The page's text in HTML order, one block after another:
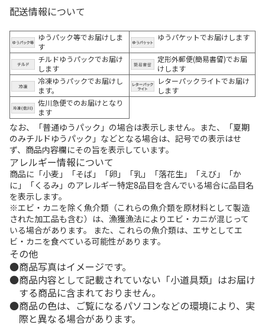
配送情報について
ゆうパック等でお届けしま
す
ゆうパケットでお届けします
チルドゆうパックでお届け
します
定形外郵便(簡易書留)でお届
けします
冷凍ゆうパックでお届けし
ます。
レターパックライトでお届け
します
佐川急便でのお届けとなり
ます
なお、「普通ゆうパック」の場合は表示しません。また、「夏期
のみチルドゆうパック」などとなる場合は、記号での表示はせ
ず、商品内容欄にその旨を表示しています。
アレルギー情報について
商品に「小麦」「そば」「卵」「乳」「落花生」「えび」「か
に」「くるみ」のアレルギー特定8品目を含んでいる場合に品目名
を表示します。
※エビ・カニを除く魚介類（これらの魚介類を原材料として製造
された加工品も含む）は、漁獲漁法によりエビ・カニが混じって
いる場合があります。 また、これらの魚介類は、エサとしてエ
ビ・カニを食べている可能性があります。
その他
商品写真はイメージです。
商品内容として記載されていない「小道具類」はお届け
する商品に含まれておりません。
商品の色は、ご覧になるパソコンなどの環境により、実
際と異なる場合があります。